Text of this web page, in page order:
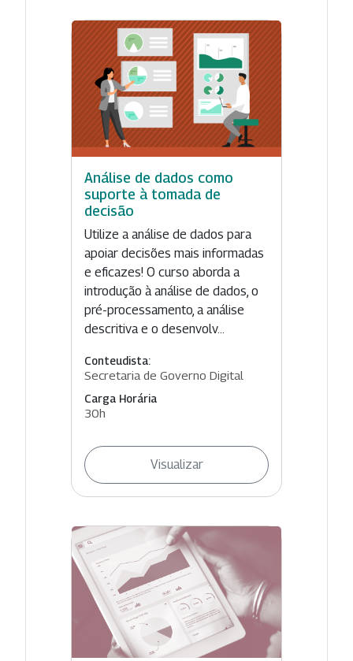
Análise de dados como
suporte à tomada de
decisão
Utilize a análise de dados para
apoiar decisões mais informadas
e eficazes! O curso aborda a
introdução à análise de dados, o
pré-processamento, a análise
descritiva e o desenvolv...
Conteudista:
Secretaria de Governo Digital
Carga Horária
30h
Visualizar